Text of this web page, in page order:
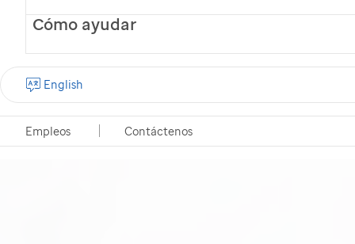
Cómo ayudar
Empleos Contáctenos
English